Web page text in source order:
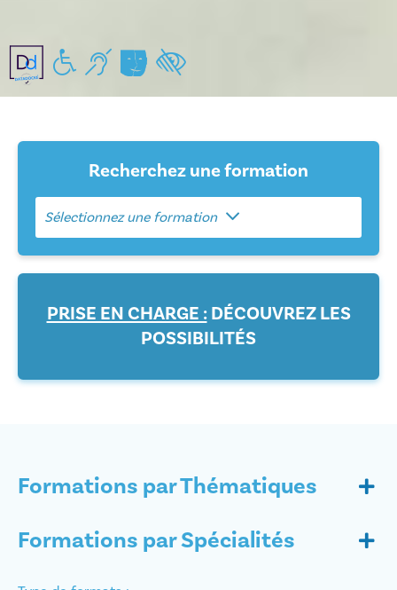
Handicap moteur
Handicap auditif
Handicap mental/pychiques
Handicap visuel
Recherchez une formation
Sélectionnez une formation
PRISE EN CHARGE :DÉCOUVREZ LES
POSSIBILITÉS
Formations par Thématiques
Formations par Spécialités